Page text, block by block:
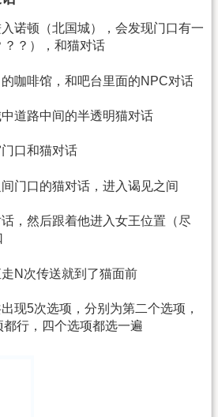
诺顿（北国城），会发现门口有一
？？），和猫对话
咖啡馆，和吧台里面的NPC对话
道路中间的半透明猫对话
口和猫对话
门口的猫对话，进入谒见之间
，然后跟着他进入女王位置（尽
N次传送就到了猫面前
现5次选项，分别为第二个选项，
行，四个选项都选一遍